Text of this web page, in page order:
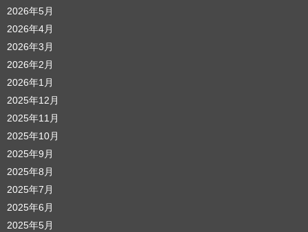
2026年5月
2026年4月
2026年3月
2026年2月
2026年1月
2025年12月
2025年11月
2025年10月
2025年9月
2025年8月
2025年7月
2025年6月
2025年5月